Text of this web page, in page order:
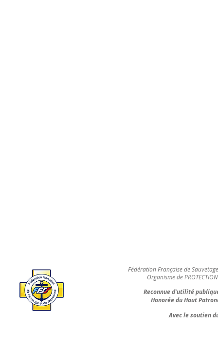
Fédération Française de
Organisme de
Reconnue d’utilité
Honorée du Haut
Avec le soutien